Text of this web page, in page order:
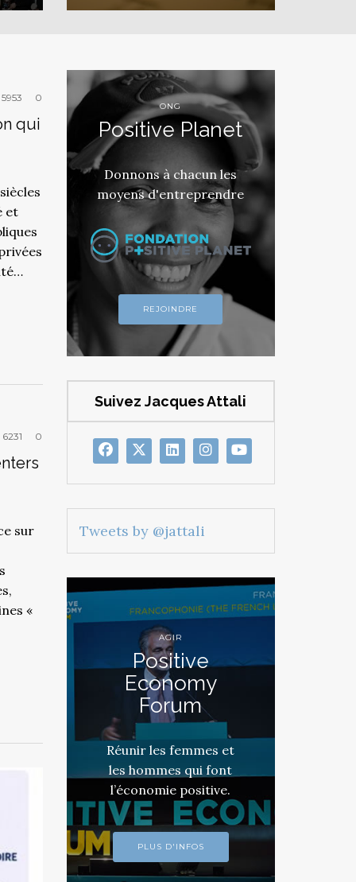
5953 0
qui
et
6231 0
sur
«
ONG
Positive Planet
Donnons à chacun les
moyens d'entreprendre
REJOINDRE
Suivez Jacques Attali
Tweets by @jattali
AGIR
Positive
Economy
Forum
Réunir les femmes et
les hommes qui font
l’économie positive.
PLUS D'INFOS